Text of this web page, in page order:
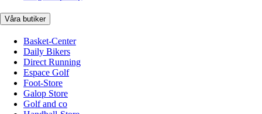
Våra butiker
Basket-Center
Daily Bikers
Direct Running
Espace Golf
Foot-Store
Galop Store
Golf and co